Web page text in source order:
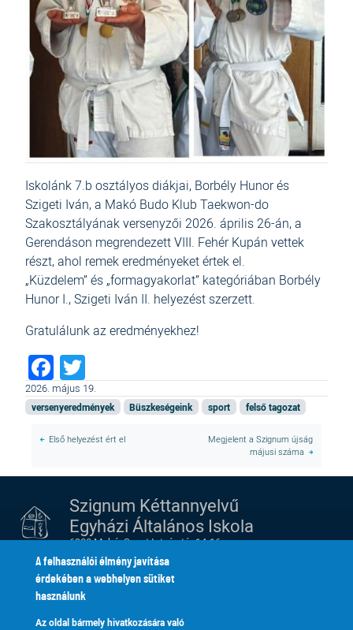
Iskolánk 7.b osztályos diákjai, Borbély Hunor és
Szigeti Iván, a Makó Budo Klub Taekwon-do
Szakosztályának versenyzői 2026. április 26-án, a
Gerendáson megrendezett VIII. Fehér Kupán vettek
részt, ahol remek eredményeket értek el.
„Küzdelem” és „formagyakorlat” kategóriában Borbély
Hunor I., Szigeti Iván II. helyezést szerzett.
Gratulálunk az eredményekhez!
Facebook
2026. május 19.
versenyeredmények Büszkeségeink sport felső tagozat
Első helyezést ért el
Megjelent a Szignum újság
májusi száma
Szignum Kéttannyelvű
Egyházi Általános Iskola
6900 Makó, Szent István tér 14-16.
tel.:+36 62 213 052
e-mail:szignum@szignum.hu
Lábléc
Alapítvány
Footer
A felhasználói élmény javítása
érdekében a webhelyen sütiket
használunk
Az oldal bármely hivatkozására való